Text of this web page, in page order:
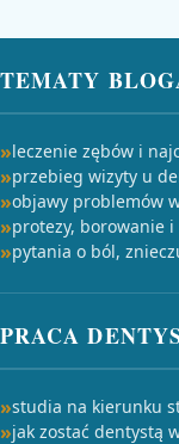
TEMATY
leczenie zębów i
przebieg wizyty u
objawy problemów
protezy, borowanie i
pytania o ból,
PRACA
studia na kierunku
jak zostać dentystą